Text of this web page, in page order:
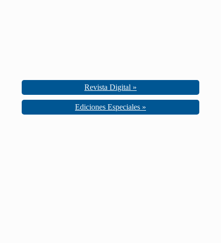
Revista Digital »
Ediciones Especiales »